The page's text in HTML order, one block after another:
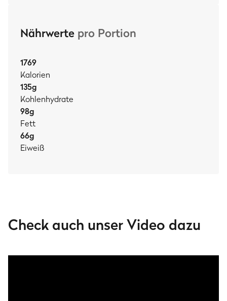
Nährwerte pro Portion
1769
Kalorien
135g
Kohlenhydrate
98g
Fett
66g
Eiweiß
Check auch unser Video dazu